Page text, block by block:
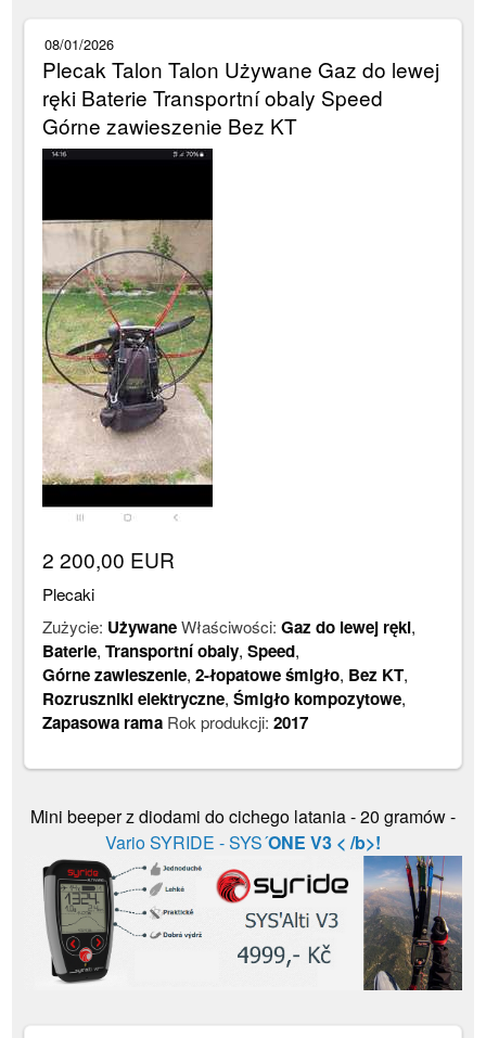
08/01/2026
Plecak Talon Talon Używane Gaz do lewej
ręki Baterie Transportní obaly Speed
Górne zawieszenie Bez KT
2 200,00 EUR
Plecaki
Zużycie: UżywaneWłaściwości:Gaz do lewej ręki,
Baterie,Transportní obaly,Speed,
Górne zawieszenie,2-łopatowe śmigło, Bez KT,
Rozruszniki elektryczne,Śmigło kompozytowe,
Zapasowa rama Rok produkcji:2017
Mini beeper z diodami do cichego latania - 20 gramów -
Vario SYRIDE - SYS´ONE V3 < /b>!